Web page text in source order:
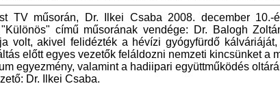
TV műsorán, Dr. Ilkei Csaba 2008. december 10.-
"Különös" című műsorának vendége: Dr. Balogh
volt, akivel felidézték a hévízi gyógyfürdő
előtt egyes vezetők feláldozni nemzeti kincsünket a
egyezmény, valamint a hadiipari együttműködés
Dr. Ilkei Csaba.